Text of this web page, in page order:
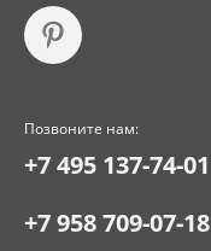
Позвоните нам:
+7 495 137-74-01
+7 958 709-07-18